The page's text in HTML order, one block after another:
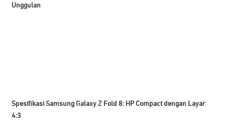
Unggulan
Spesifikasi Samsung Galaxy Z Fold 8: HP Compact dengan Layar
4:3